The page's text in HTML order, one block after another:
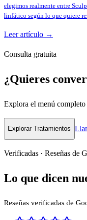
elegimos realmente entre
linfático según lo que quiere
Leer artículo →
Consulta gratuita
¿Quieres
Explora el menú
Explorar Tratamientos
Verificadas · Reseñas de
Lo que dicen
Reseñas verificadas de